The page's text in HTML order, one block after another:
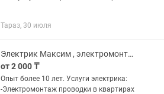
Тараз, 30 июля
Электрик Максим , электромонтаж квартир , офисов, устранение дефектов
от 2 000 ₸
Опыт более 10 лет. Услуги электрика:
-Электромонтаж проводки в квартирах